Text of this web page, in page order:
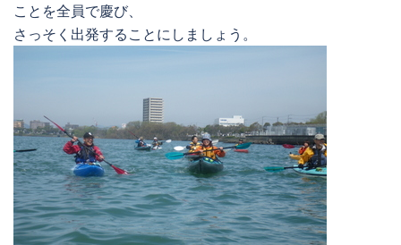
ことを全員で慶び、
さっそく出発することにしましょう。